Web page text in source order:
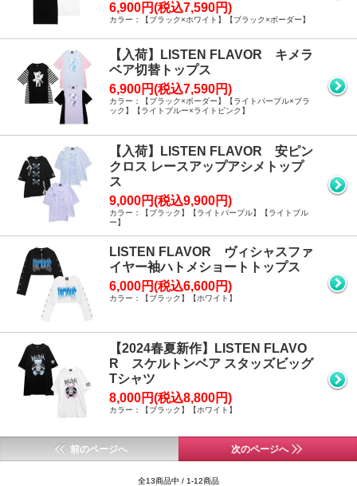
6,900円(税込7,590円)
カラー：【ブラック×ホワイト】【ブラック×ボーダー】
【入荷】LISTEN FLAVOR キメラ
ベア切替トップス
6,900円(税込7,590円)
カラー：【ブラック×ボーダー】【ライトパープル×ブラ
ック】【ライトブルー×ライトピンク】
【入荷】LISTEN FLAVOR 安ピン
クロス レースアップアシメトップ
ス
9,000円(税込9,900円)
カラー：【ブラック】【ライトパープル】【ライトブル
ー】
LISTEN FLAVOR ヴィシャスファ
イヤー袖ハトメショートトップス
6,000円(税込6,600円)
カラー：【ブラック】【ホワイト】
【2024春夏新作】LISTEN FLAVO
R スケルトンベア スタッズビッグ
Tシャツ
8,000円(税込8,800円)
カラー：【ブラック】【ホワイト】
前のページへ 次のページへ
全13商品中 / 1-12商品